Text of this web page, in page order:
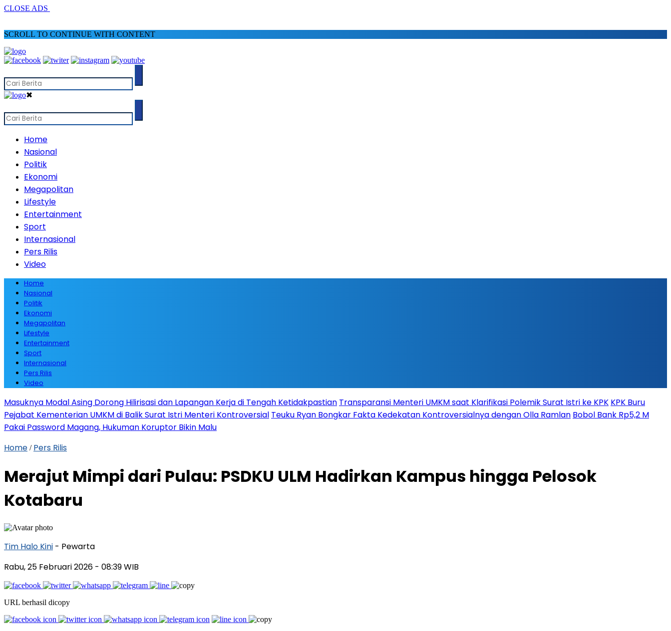
CLOSE ADS
SCROLL TO CONTINUE WITH CONTENT
✖
Home
Nasional
Politik
Ekonomi
Megapolitan
Lifestyle
Entertainment
Sport
Internasional
Pers Rilis
Video
Home
Nasional
Politik
Ekonomi
Megapolitan
Lifestyle
Entertainment
Sport
Internasional
Pers Rilis
Video
Masuknya Modal Asing Dorong Hilirisasi dan Lapangan Kerja di Tengah Ketidakpastian Transparansi Menteri UMKM saat Klarifikasi Polemik Surat Istri ke KPK KPK Buru
Pejabat Kementerian UMKM di Balik Surat Istri Menteri Kontroversial Teuku Ryan Bongkar Fakta Kedekatan Kontroversialnya dengan Olla Ramlan Bobol Bank Rp5,2 M
Pakai Password Magang, Hukuman Koruptor Bikin Malu
Home / Pers Rilis
Merajut Mimpi dari Pulau: PSDKU ULM Hadirkan Kampus hingga Pelosok
Kotabaru
Tim Halo Kini - Pewarta
Rabu, 25 Februari 2026 - 08:39 WIB
URL berhasil dicopy